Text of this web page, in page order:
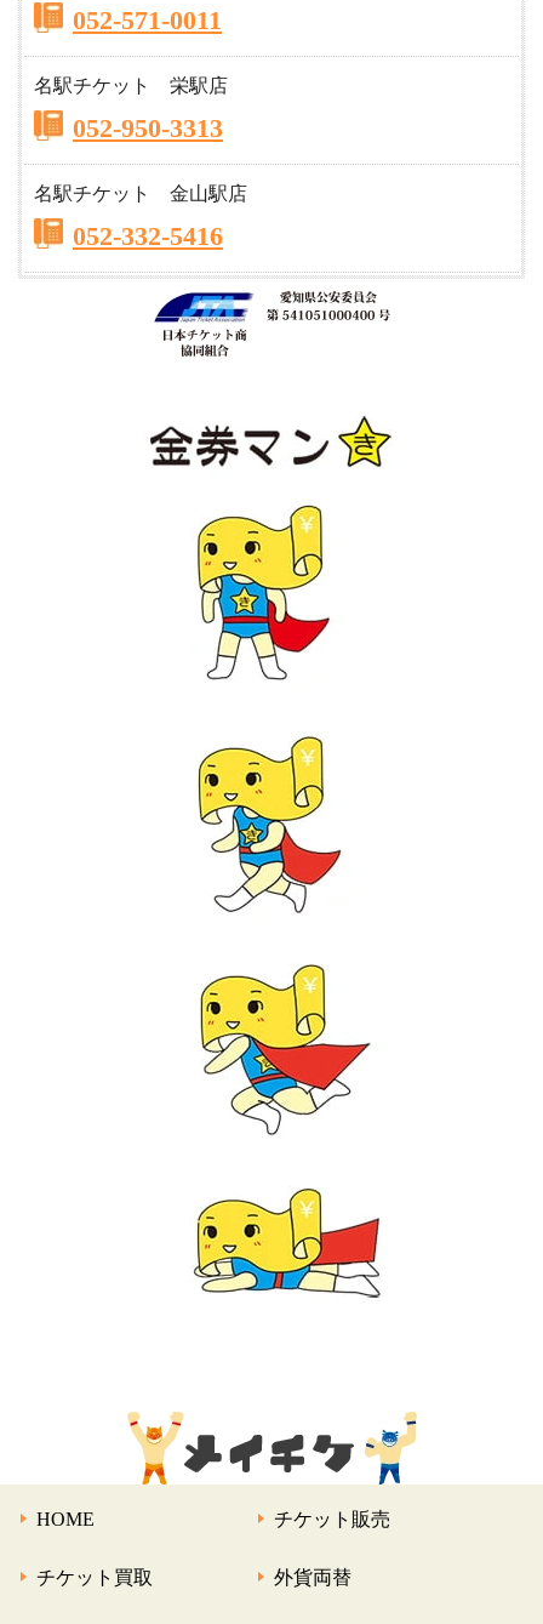
052-571-0011
名駅チケット 栄駅店
052-950-3313
名駅チケット 金山駅店
052-332-5416
HOME チケット販売
チケット買取 外貨両替